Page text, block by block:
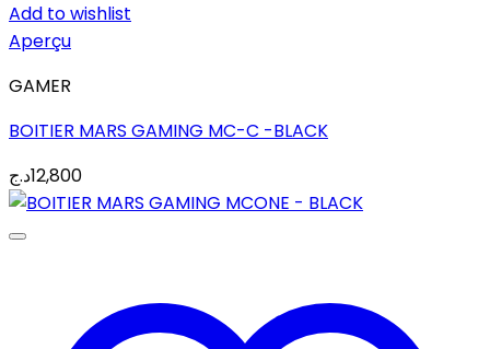
Add to wishlist
Aperçu
GAMER
BOITIER MARS GAMING MC-C -BLACK
12,800د.ج